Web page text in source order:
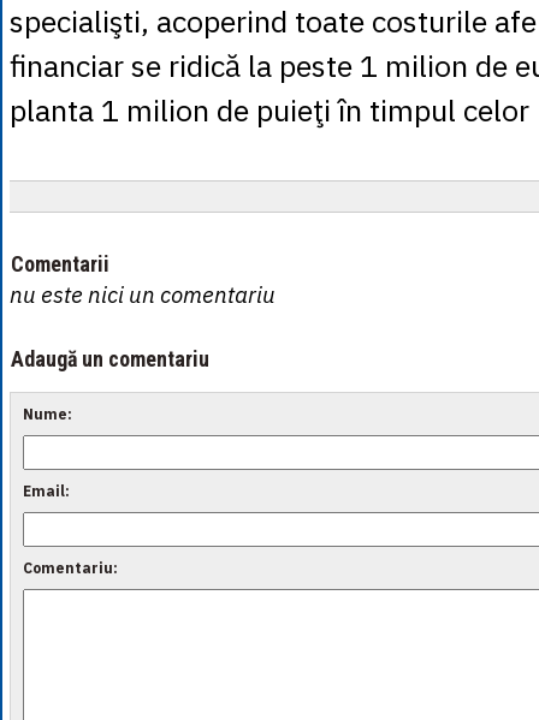
specialişti, acoperind toate costurile
financiar se ridică la peste 1 milion de
planta 1 milion de puieţi în timpul celor
Comentarii
nu este nici un comentariu
Adaugă un comentariu
Nume:
Email:
Comentariu: